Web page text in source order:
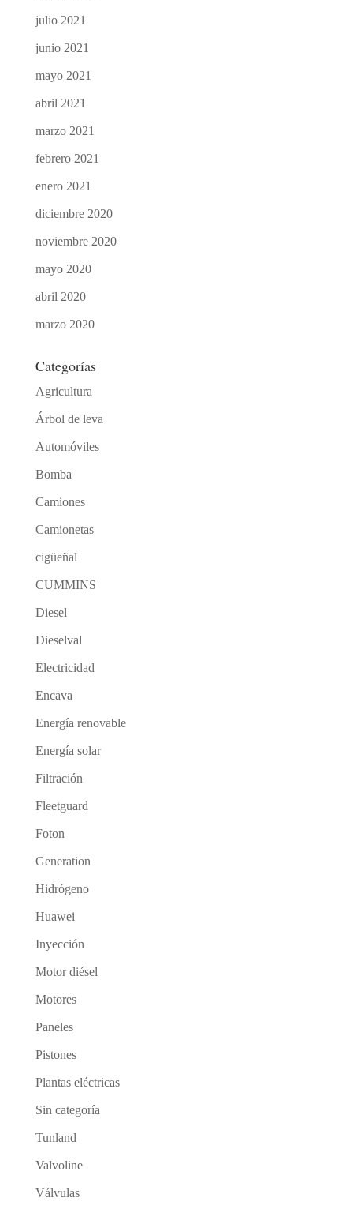
julio 2021
junio 2021
mayo 2021
abril 2021
marzo 2021
febrero 2021
enero 2021
diciembre 2020
noviembre 2020
mayo 2020
abril 2020
marzo 2020
Categorías
Agricultura
Árbol de leva
Automóviles
Bomba
Camiones
Camionetas
cigüeñal
CUMMINS
Diesel
Dieselval
Electricidad
Encava
Energía renovable
Energía solar
Filtración
Fleetguard
Foton
Generation
Hidrógeno
Huawei
Inyección
Motor diésel
Motores
Paneles
Pistones
Plantas eléctricas
Sin categoría
Tunland
Valvoline
Válvulas